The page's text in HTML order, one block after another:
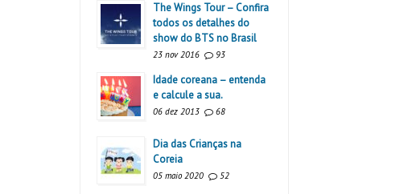
The Wings Tour – Confira
todos os detalhes do
show do BTS no Brasil
23 nov 2016 93
Idade coreana – entenda
e calcule a sua.
06 dez 2013 68
Dia das Crianças na
Coreia
05 maio 2020 52